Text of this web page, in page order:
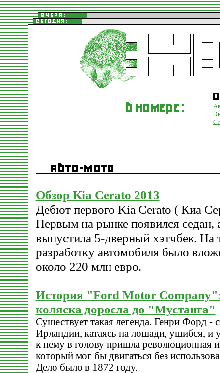
Обзор Kia Cerato 2013
Дебют первого Kia Cerato ( Киа
Первым на рынке появился седан,
выпустила 5-дверный хэтчбек. На
разработку автомобиля было
около 220 млн евро.
История "Ford Motor
коляска доросла до "Мустанга"
Существует такая легенда. Генри Форд -
Ирландии, катаясь на лошади, ушибся, и
к нему в голову пришла революционная
который мог бы двигаться без
Дело было в 1872 году.